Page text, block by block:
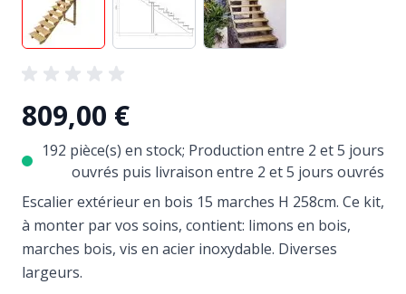
809,00 €
192 pièce(s) en stock; Production entre 2 et 5 jours
ouvrés puis livraison entre 2 et 5 jours ouvrés
Escalier extérieur en bois 15 marches H 258cm. Ce kit,
à monter par vos soins, contient: limons en bois,
marches bois, vis en acier inoxydable. Diverses
largeurs.